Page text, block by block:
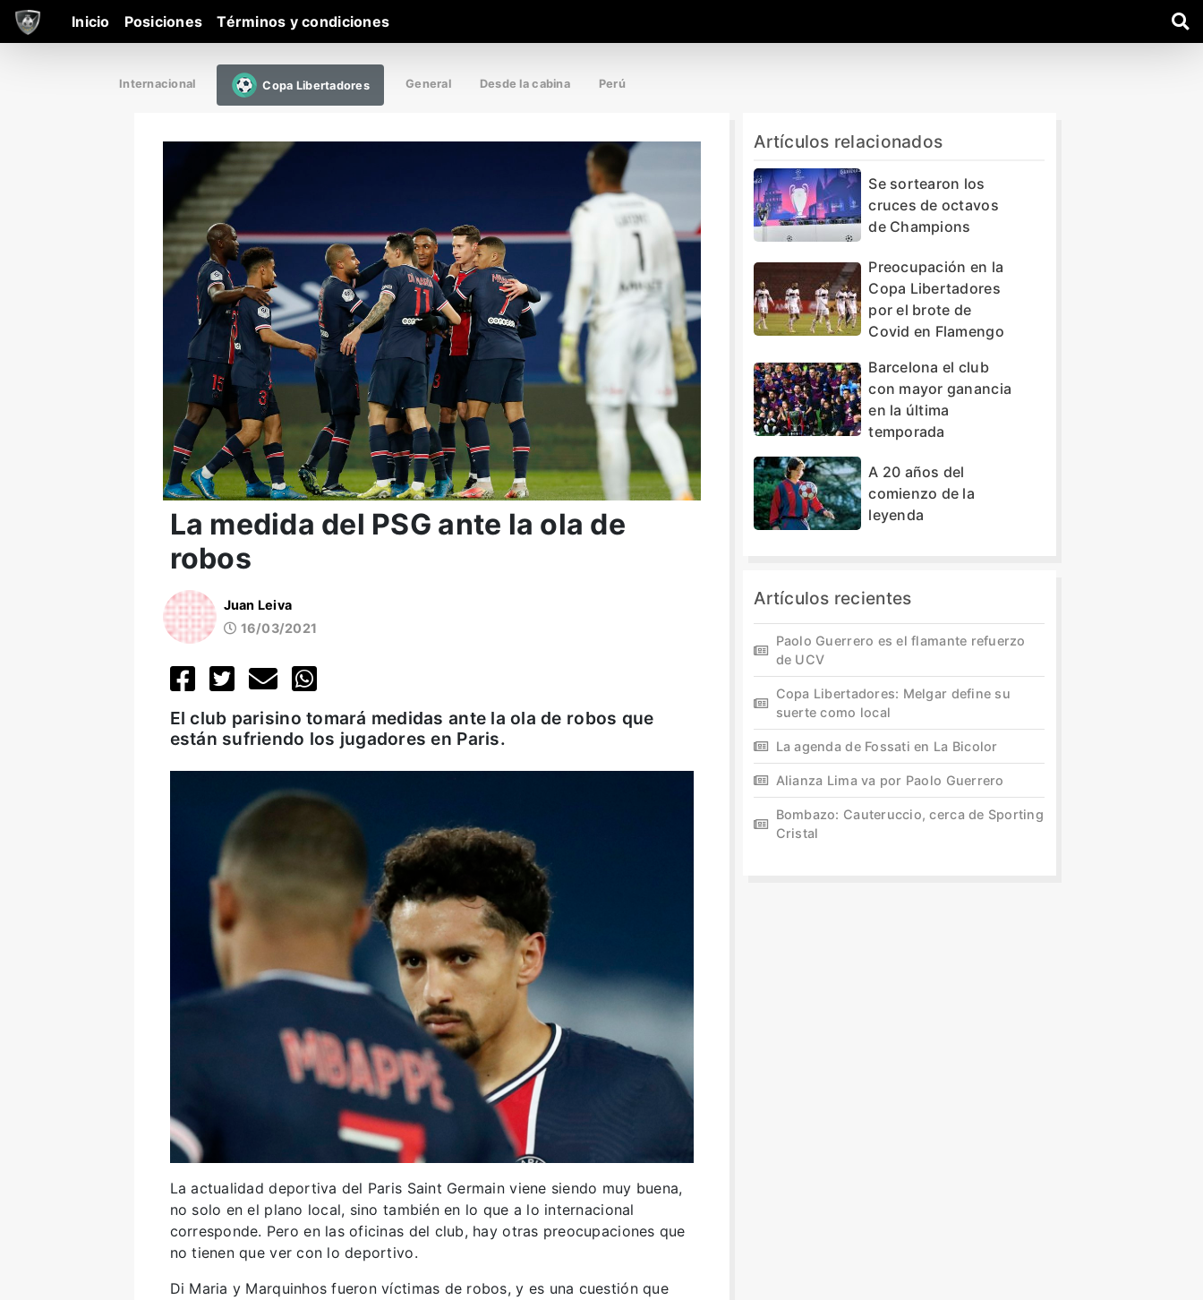
Inicio Posiciones Términos y condiciones
Internacional Copa Libertadores General Desde la cabina Perú
La medida del PSG ante la ola de
robos
Juan Leiva
16/03/2021
El club parisino tomará medidas ante la ola de robos que
están sufriendo los jugadores en Paris.
La actualidad deportiva del Paris Saint Germain viene siendo muy buena,
no solo en el plano local, sino también en lo que a lo internacional
corresponde. Pero en las oficinas del club, hay otras preocupaciones que
no tienen que ver con lo deportivo.
Di Maria y Marquinhos fueron víctimas de robos, y es una cuestión que
Artículos relacionados
Se sortearon los
cruces de octavos
de Champions
Preocupación en la
Copa Libertadores
por el brote de
Covid en Flamengo
Barcelona el club
con mayor ganancia
en la última
temporada
A 20 años del
comienzo de la
leyenda
Artículos recientes
Paolo Guerrero es el flamante refuerzo
de UCV
Copa Libertadores: Melgar define su
suerte como local
La agenda de Fossati en La Bicolor
Alianza Lima va por Paolo Guerrero
Bombazo: Cauteruccio, cerca de Sporting
Cristal